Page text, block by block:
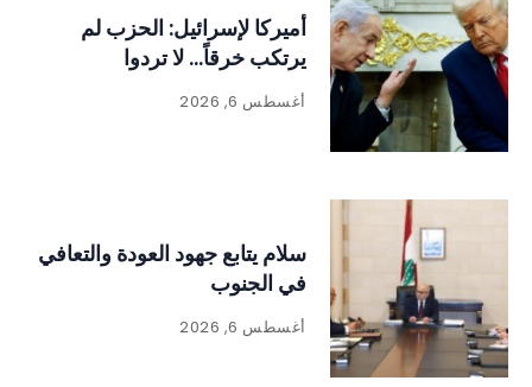
أميركا لإسرائيل: الحزب لم
يرتكب خرقاً… لا تردوا
أغسطس 6, 2026
سلام يتابع جهود العودة والتعافي
في الجنوب
أغسطس 6, 2026